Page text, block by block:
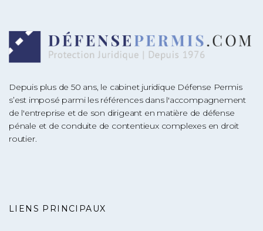
Depuis plus de 50 ans, le cabinet juridique Défense Permis
s’est imposé parmi les références dans l'accompagnement
de l'entreprise et de son dirigeant en matière de défense
pénale et de conduite de contentieux complexes en droit
routier.
LIENS PRINCIPAUX